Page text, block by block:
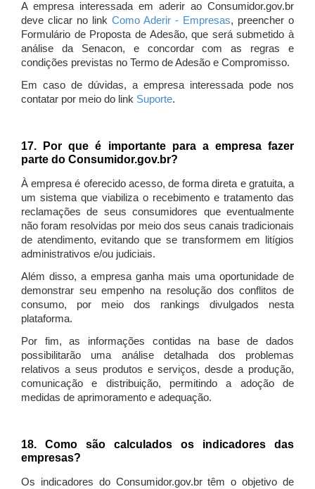
A empresa interessada em aderir ao Consumidor.gov.br
deve clicar no link Como Aderir - Empresas, preencher o
Formulário de Proposta de Adesão, que será submetido à
análise da Senacon, e concordar com as regras e
condições previstas no Termo de Adesão e Compromisso.
Em caso de dúvidas, a empresa interessada pode nos
contatar por meio do link Suporte.
17. Por que é importante para a empresa fazer
parte do Consumidor.gov.br?
À empresa é oferecido acesso, de forma direta e gratuita, a
um sistema que viabiliza o recebimento e tratamento das
reclamações de seus consumidores que eventualmente
não foram resolvidas por meio dos seus canais tradicionais
de atendimento, evitando que se transformem em litígios
administrativos e/ou judiciais.
Além disso, a empresa ganha mais uma oportunidade de
demonstrar seu empenho na resolução dos conflitos de
consumo, por meio dos rankings divulgados nesta
plataforma.
Por fim, as informações contidas na base de dados
possibilitarão uma análise detalhada dos problemas
relativos a seus produtos e serviços, desde a produção,
comunicação e distribuição, permitindo a adoção de
medidas de aprimoramento e adequação.
18. Como são calculados os indicadores das
empresas?
Os indicadores do Consumidor.gov.br têm o objetivo de